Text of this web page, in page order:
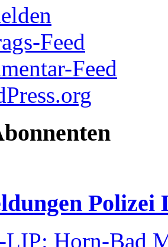
Feed
Feed
Polizei
LIP: Horn-Bad